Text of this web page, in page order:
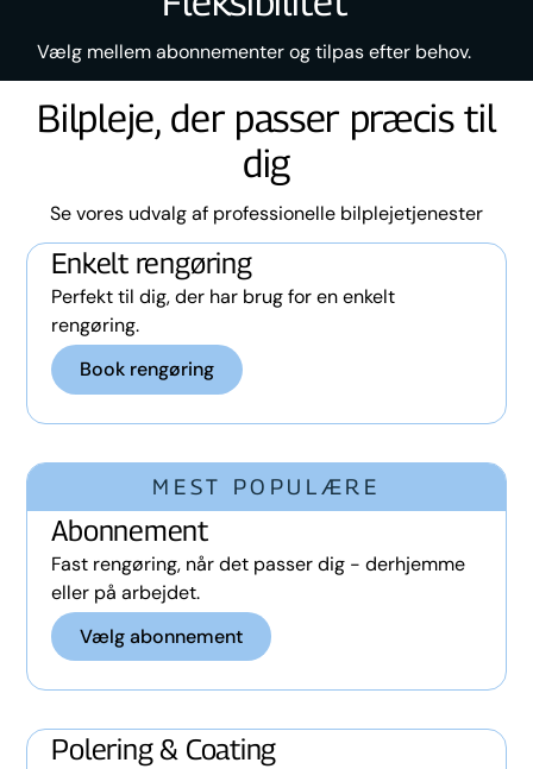
Vælg mellem abonnementer og tilpas efter behov.
Bilpleje, der passer præcis til
dig
Se vores udvalg af professionelle bilplejetjenester
Enkelt rengøring
Perfekt til dig, der har brug for en enkelt
rengøring.
Book rengøring
MEST POPULÆRE
Abonnement
Fast rengøring, når det passer dig - derhjemme
eller på arbejdet.
Vælg abonnement
Polering & Coating